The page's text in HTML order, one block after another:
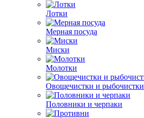
Лотки
Мерная посуда
Миски
Молотки
Овощечистки и рыбочистки
Половники и черпаки